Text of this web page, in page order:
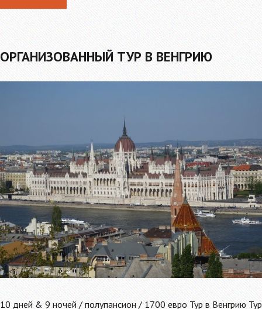
ОРГАНИЗОВАННЫЙ ТУР В ВЕНГРИЮ
10 дней & 9 ночей / полупансион / 1700 евро Тур в Венгрию Тур